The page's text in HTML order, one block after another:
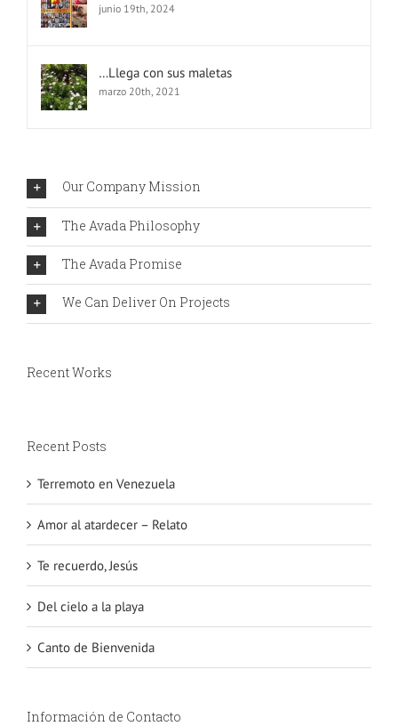
junio 19th, 2024
…Llega con sus maletas
marzo 20th, 2021
Our Company Mission
The Avada Philosophy
The Avada Promise
We Can Deliver On Projects
Recent Works
Recent Posts
Terremoto en Venezuela
Amor al atardecer – Relato
Te recuerdo, Jesús
Del cielo a la playa
Canto de Bienvenida
Información de Contacto